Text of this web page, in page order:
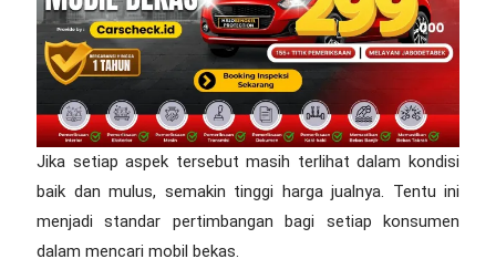
Jika setiap aspek tersebut masih terlihat dalam kondisi
baik dan mulus, semakin tinggi harga jualnya. Tentu ini
menjadi standar pertimbangan bagi setiap konsumen
dalam mencari mobil bekas.